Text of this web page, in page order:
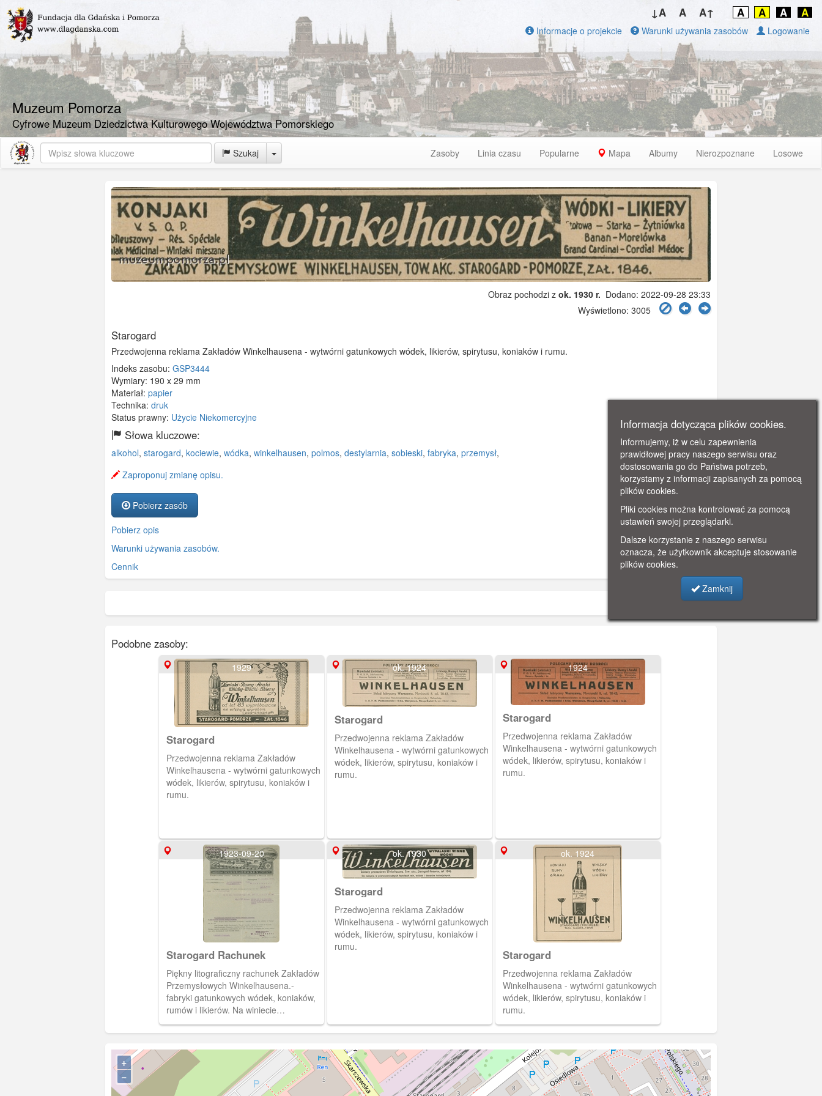
Muzeum Pomorza
Cyfrowe Muzeum Dziedzictwa Kulturowego Województwa Pomorskiego
↓A A A↑ A A A A
Informacje o projekcie Warunki używania zasobów Logowanie
Szukaj Toggle Dropdown Zasoby Linia czasu Popularne Mapa Albumy Nierozpoznane Losowe
Obraz pochodzi z ok. 1930 r. Dodano: 2022-09-28 23:33
Wyświetlono: 3005
Starogard
Przedwojenna reklama Zakładów Winkelhausena - wytwórni gatunkowych wódek, likierów, spirytusu, koniaków i rumu.
Indeks zasobu: GSP3444
Wymiary: 190 x 29 mm
Materiał: papier
Technika: druk
Status prawny: Użycie Niekomercyjne
Słowa kluczowe:
alkohol, starogard, kociewie, wódka, winkelhausen, polmos, destylarnia, sobieski, fabryka, przemysł,
Zaproponuj zmianę opisu.
Pobierz zasób
Pobierz opis
Warunki używania zasobów.
Cennik
Podobne zasoby:
1929
Starogard
Przedwojenna reklama Zakładów
Winkelhausena - wytwórni gatunkowych
wódek, likierów, spirytusu, koniaków i
rumu.
ok. 1924
Starogard
Przedwojenna reklama Zakładów
Winkelhausena - wytwórni gatunkowych
wódek, likierów, spirytusu, koniaków i
rumu.
1924
Starogard
Przedwojenna reklama Zakładów
Winkelhausena - wytwórni gatunkowych
wódek, likierów, spirytusu, koniaków i
rumu.
1923-09-20
Starogard Rachunek
Piękny litograficzny rachunek Zakładów
Przemysłowych Winkelhausena.-
fabryki gatunkowych wódek, koniaków,
rumów i likierów. Na winiecie
przedstawiono widok na macierzyste
zakłady w Starogardzie, oraz dwie filie:
Gensac la Pallue we Francji (
wypalarnia win). W lewym górnym rogu
pieczęć Generalnego Przedstawiciela
ok. 1930
Starogard
Przedwojenna reklama Zakładów
Winkelhausena - wytwórni gatunkowych
wódek, likierów, spirytusu, koniaków i
rumu.
ok. 1924
Starogard
Przedwojenna reklama Zakładów
Winkelhausena - wytwórni gatunkowych
wódek, likierów, spirytusu, koniaków i
rumu.
+
−
Informacja dotycząca plików cookies.
Informujemy, iż w celu zapewnienia
prawidłowej pracy naszego serwisu oraz
dostosowania go do Państwa potrzeb,
korzystamy z informacji zapisanych za pomocą
plików cookies.
Pliki cookies można kontrolować za pomocą
ustawień swojej przeglądarki.
Dalsze korzystanie z naszego serwisu
oznacza, że użytkownik akceptuje stosowanie
plików cookies.
Zamknij